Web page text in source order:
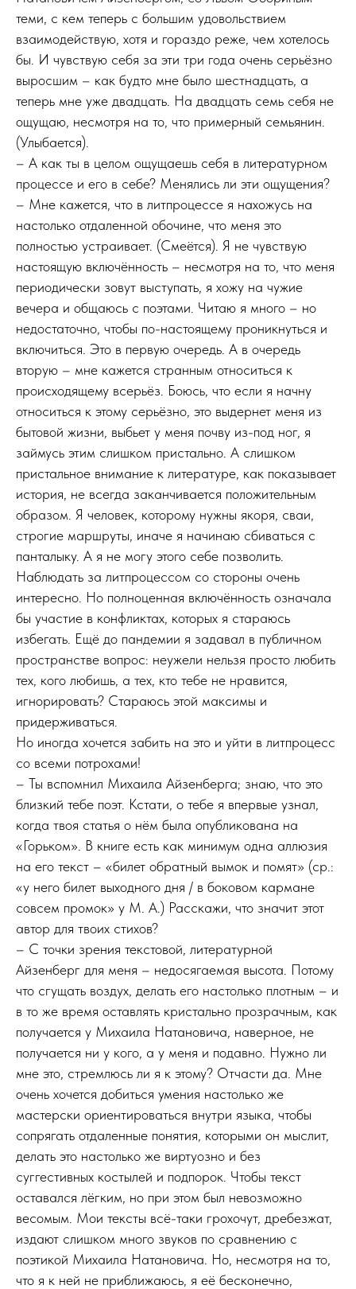
теми, с кем теперь с большим удовольствием
взаимодействую, хотя и гораздо реже, чем хотелось
бы. И чувствую себя за эти три года очень серьёзно
выросшим – как будто мне было шестнадцать, а
теперь мне уже двадцать. На двадцать семь себя не
ощущаю, несмотря на то, что примерный семьянин.
(Улыбается).
– А как ты в целом ощущаешь себя в литературном
процессе и его в себе? Менялись ли эти ощущения?
– Мне кажется, что в литпроцессе я нахожусь на
настолько отдаленной обочине, что меня это
полностью устраивает. (Смеётся). Я не чувствую
настоящую включённость – несмотря на то, что меня
периодически зовут выступать, я хожу на чужие
вечера и общаюсь с поэтами. Читаю я много – но
недостаточно, чтобы по-настоящему проникнуться и
включиться. Это в первую очередь. А в очередь
вторую – мне кажется странным относиться к
происходящему всерьёз. Боюсь, что если я начну
относиться к этому серьёзно, это выдернет меня из
бытовой жизни, выбьет у меня почву из-под ног, я
займусь этим слишком пристально. А слишком
пристальное внимание к литературе, как показывает
история, не всегда заканчивается положительным
образом. Я человек, которому нужны якоря, сваи,
строгие маршруты, иначе я начинаю сбиваться с
панталыку. А я не могу этого себе позволить.
Наблюдать за литпроцессом со стороны очень
интересно. Но полноценная включённость означала
бы участие в конфликтах, которых я стараюсь
избегать. Ещё до пандемии я задавал в публичном
пространстве вопрос: неужели нельзя просто любить
тех, кого любишь, а тех, кто тебе не нравится,
игнорировать? Стараюсь этой максимы и
придерживаться.
Но иногда хочется забить на это и уйти в литпроцесс
со всеми потрохами!
– Ты вспомнил Михаила Айзенберга; знаю, что это
близкий тебе поэт. Кстати, о тебе я впервые узнал,
когда твоя статья о нём была опубликована на
«Горьком». В книге есть как минимум одна аллюзия
на его текст – «билет обратный вымок и помят» (ср.:
«у него билет выходного дня / в боковом кармане
совсем промок» у М. А.) Расскажи, что значит этот
автор для твоих стихов?
– С точки зрения текстовой, литературной
Айзенберг для меня – недосягаемая высота. Потому
что сгущать воздух, делать его настолько плотным – и
в то же время оставлять кристально прозрачным, как
получается у Михаила Натановича, наверное, не
получается ни у кого, а у меня и подавно. Нужно ли
мне это, стремлюсь ли я к этому? Отчасти да. Мне
очень хочется добиться умения настолько же
мастерски ориентироваться внутри языка, чтобы
сопрягать отдаленные понятия, которыми он мыслит,
делать это настолько же виртуозно и без
суггестивных костылей и подпорок. Чтобы текст
оставался лёгким, но при этом был невозможно
весомым. Мои тексты всё-таки грохочут, дребезжат,
издают слишком много звуков по сравнению с
поэтикой Михаила Натановича. Но, несмотря на то,
что я к ней не приближаюсь, я её бесконечно,